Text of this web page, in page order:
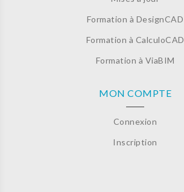
Formation à DesignCAD
Formation à CalculoCAD
Formation à ViaBIM
MON COMPTE
Connexion
Inscription